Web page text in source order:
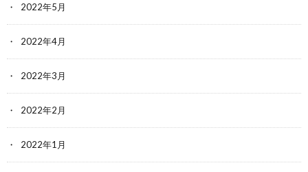
2022年5月
2022年4月
2022年3月
2022年2月
2022年1月